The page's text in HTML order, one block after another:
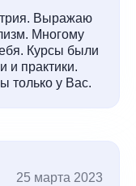
Выражаю
Многому
Курсы были
и практики.
только у Вас.
25 марта 2023